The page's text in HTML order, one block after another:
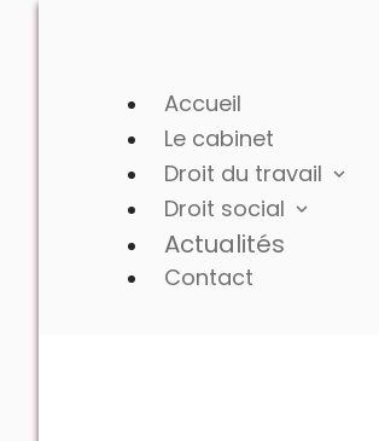
Accueil
Le cabinet
Droit du travail
Droit social
Actualités
Contact
Panneau de gestion des cookies